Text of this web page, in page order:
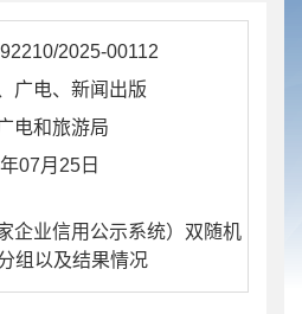
2025-00112
广电、新闻出版
电和旅游局
07月25日
企业信用公示系统）双随机
组以及结果情况